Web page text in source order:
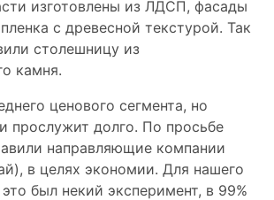
изготовлены из ЛДСП, фасады
с древесной текстурой. Так
столешницу из
камня.
ценового сегмента, но
прослужит долго. По просьбе
направляющие компании
в целях экономии. Для нашего
был некий эксперимент, в 99%